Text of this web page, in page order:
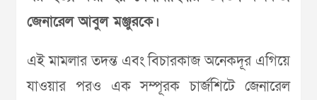
জেনারেল আবুল মঞ্জুরকে।
এই মামলার তদন্ত এবং বিচারকাজ অনেকদূর এগিয়ে
যাওয়ার পরও এক সম্পূরক চার্জশিটে জেনারেল